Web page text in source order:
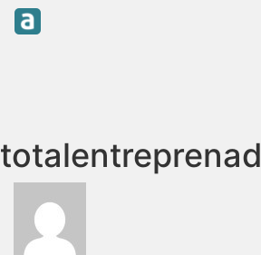
totalentreprenad